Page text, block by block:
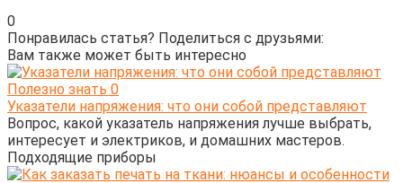
0
Понравилась статья? Поделиться с друзьями:
Вам также может быть интересно
Полезно знать 0
Указатели напряжения: что они собой представляют
Вопрос, какой указатель напряжения лучше выбрать,
интересует и электриков, и домашних мастеров.
Подходящие приборы